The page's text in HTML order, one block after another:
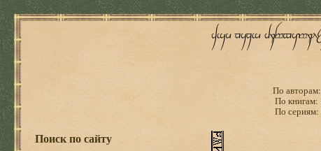
По авторам:
По книгам:
По сериям:
Поиск по сайту